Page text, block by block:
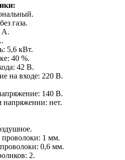
газа.
А.
5,6 кВт.
40 %.
42 В.
на входе: 220 В.
140 В.
нет.
1 мм.
0,6 мм.
2.